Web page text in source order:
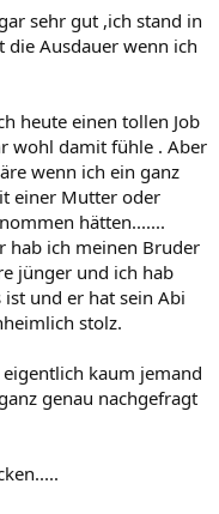
sehr gut ,ich stand in
die Ausdauer wenn ich
heute einen tollen Job
wohl damit fühle . Aber
wenn ich ein ganz
einer Mutter oder
hätten.......
hab ich meinen Bruder
jünger und ich hab
und er hat sein Abi
stolz.
kaum jemand
genau nachgefragt